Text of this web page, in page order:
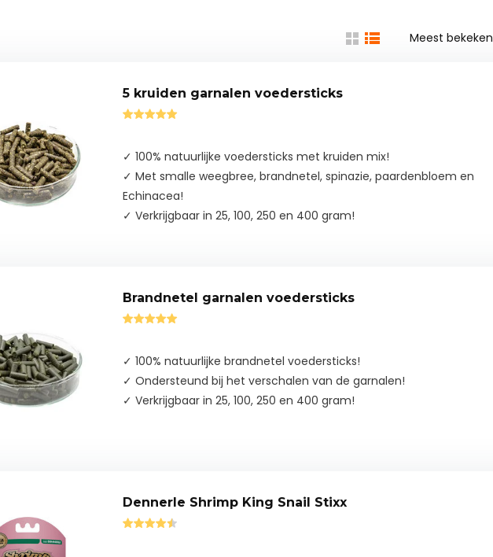
Meest bekeken
5 kruiden garnalen voedersticks
✓ 100% natuurlijke voedersticks met kruiden mix!
✓ Met smalle weegbree, brandnetel, spinazie, paardenbloem en
Echinacea!
✓ Verkrijgbaar in 25, 100, 250 en 400 gram!
Brandnetel garnalen voedersticks
✓ 100% natuurlijke brandnetel voedersticks!
✓ Ondersteund bij het verschalen van de garnalen!
✓ Verkrijgbaar in 25, 100, 250 en 400 gram!
Dennerle Shrimp King Snail Stixx